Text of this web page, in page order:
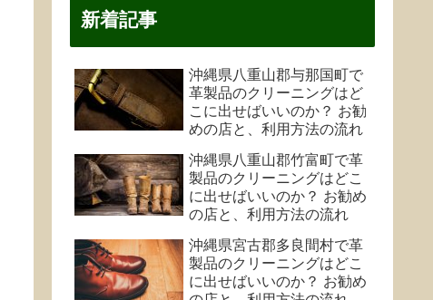
新着記事
沖縄県八重山郡与那国町で
革製品のクリーニングはど
こに出せばいいのか？ お勧
めの店と、利用方法の流れ
沖縄県八重山郡竹富町で革
製品のクリーニングはどこ
に出せばいいのか？ お勧め
の店と、利用方法の流れ
沖縄県宮古郡多良間村で革
製品のクリーニングはどこ
に出せばいいのか？ お勧め